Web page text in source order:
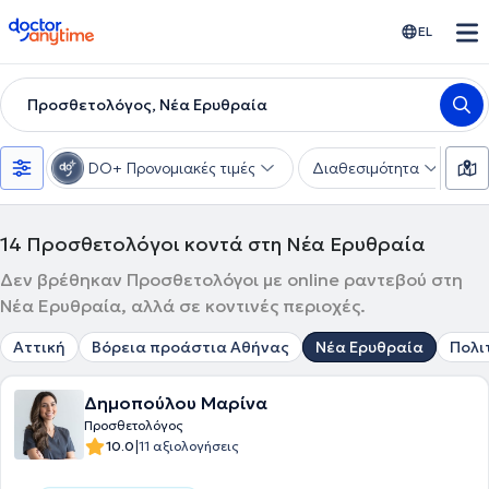
doctoranytime EL
Προσθετολόγος, Νέα Ερυθραία
DO+ Προνομιακές τιμές Διαθεσιμότητα
14 Προσθετολόγοι κοντά στη Νέα Ερυθραία
Δεν βρέθηκαν Προσθετολόγοι με online ραντεβού στη
Νέα Ερυθραία, αλλά σε κοντινές περιοχές.
Αττική Βόρεια προάστια Αθήνας Νέα Ερυθραία
Δημοπούλου Μαρίνα
Προσθετολόγος
10.0|11 αξιολογήσεις